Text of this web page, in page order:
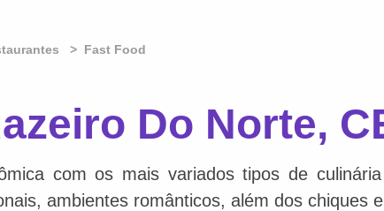
Fast Food
Do Norte,
com os mais variados tipos de
ambientes românticos, além dos chiques